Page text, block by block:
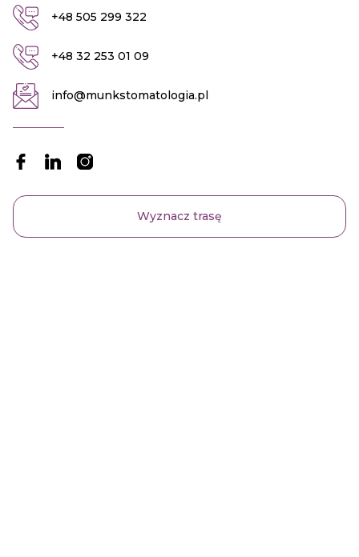
+48 505 299 322
+48 32 253 01 09
info@munkstomatologia.pl
Wyznacz trasę